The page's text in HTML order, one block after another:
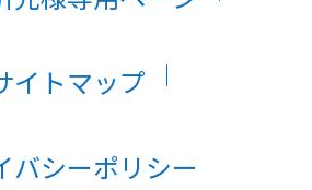
イトマップ
バシーポリシー